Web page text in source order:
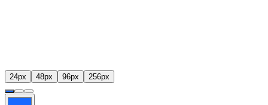
24px 48px 96px 256px